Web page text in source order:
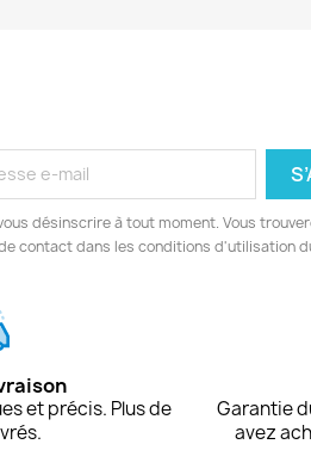
désinscrire à tout moment. Vous
contact dans les conditions d'utilisation
et précis. Plus de
Garantie
avez